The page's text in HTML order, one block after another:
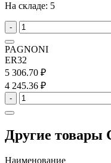
На складе: 5
-
PAGNONI
ER32
5 306.70 ₽
4 245.36 ₽
-
Другие товары
Наименование